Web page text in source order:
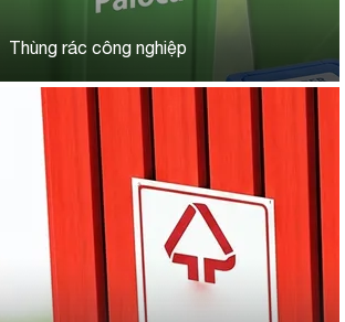
Thùng rác công nghiệp